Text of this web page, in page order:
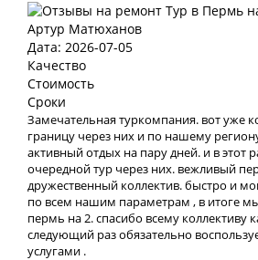
Артур Матюханов
Дата: 2026-07-05
Качество
Стоимость
Сроки
Замечательная туркомпания. вот уже
границу через них и по нашему
активный отдых на пару дней. и в этот
очередной тур через них. вежливый
дружественный коллектив. быстро и
по всем нашим параметрам , в итоге
пермь на 2. спасибо всему коллективу
следующий раз обязательно
услугами .